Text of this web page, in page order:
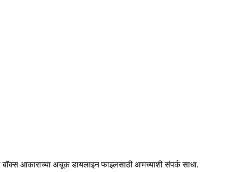
आकाराच्या अचूक डायलाइन फाइलसाठी आमच्याशी संपर्क साधा.